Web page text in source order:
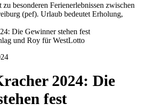
besonderen Ferienerlebnissen zwischen
(pef). Urlaub bedeutet Erholung,
und Roy für WestLotto
2024: Die
fest